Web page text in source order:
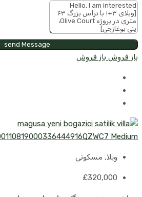
send Message
باز فروش باز فروش
ویلا, مسکونی
£320,000